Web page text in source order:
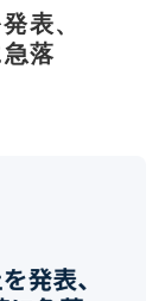
表、
落